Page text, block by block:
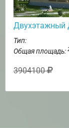
Двухэтажный
Тип:
Общая площадь:
3904100